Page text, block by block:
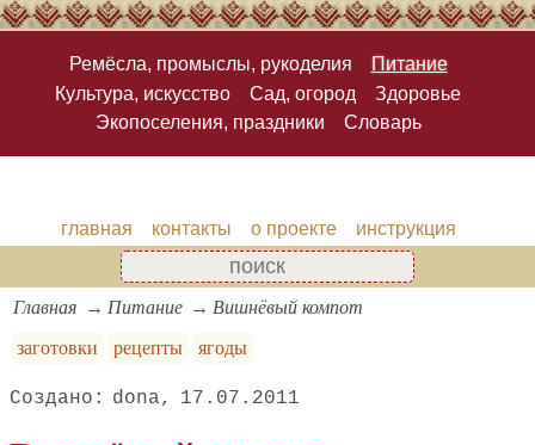
Ремёсла, промыслы, рукоделия
Питание
Культура, искусство
Сад, огород
Здоровье
Экопоселения, праздники
Словарь
главная контакты о проекте инструкция
Главная Питание
Вишнёвый компот
заготовки
рецепты ягоды
dona 17.07.2011